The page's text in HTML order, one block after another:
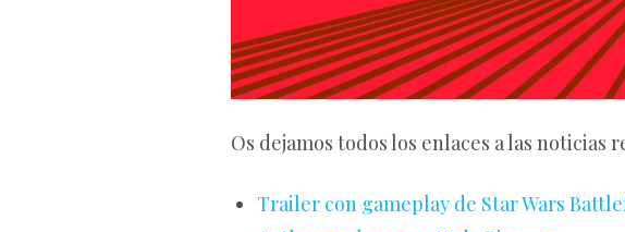
Os dejamos todos los enlaces a las noticias
Trailer con gameplay de Star Wars